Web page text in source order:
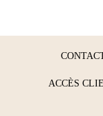
ACCÈS